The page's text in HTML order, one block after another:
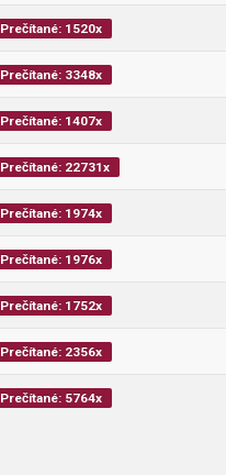
Prečítané: 1520x
Prečítané: 3348x
Prečítané: 1407x
Prečítané: 22731x
Prečítané: 1974x
Prečítané: 1976x
Prečítané: 1752x
Prečítané: 2356x
Prečítané: 5764x